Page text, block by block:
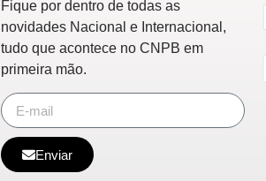
Fique por dentro de todas as
novidades Nacional e Internacional,
tudo que acontece no CNPB em
primeira mão.
Enviar